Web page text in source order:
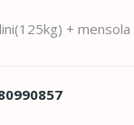
+ mensola